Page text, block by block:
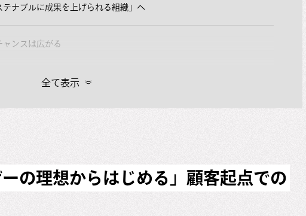
テナブルに成果を上げられる組織」へ
ンスは広がる
全て表示
の理想からはじめる」顧客起点での